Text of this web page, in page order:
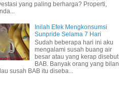
yang paling berharga? Properti,
Inilah Efek Mengkonsumsi
Sunpride Selama 7 Hari
Sudah beberapa hari ini aku
mengalami susah buang air
besar atau yang kerap disebut
BAB. Banyak orang yang
susah BAB itu diseba...